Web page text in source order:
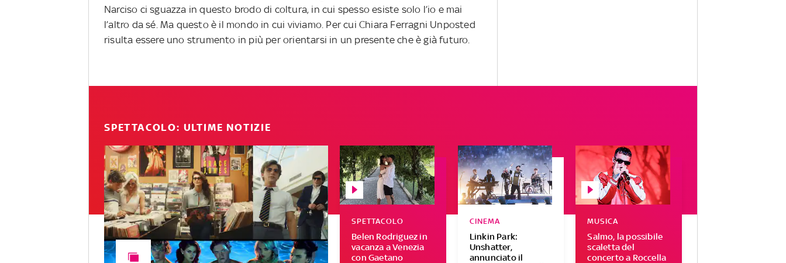
Narciso ci sguazza in questo brodo di coltura, in cui spesso esiste solo l’io e mai
l’altro da sé. Ma questo è il mondo in cui viviamo. Per cui Chiara Ferragni Unposted
risulta essere uno strumento in più per orientarsi in un presente che è già futuro.
SPETTACOLO: ULTIME NOTIZIE
Belen Rodriguez in
vacanza a Venezia
con Gaetano
SPETTACOLO
Linkin Park:
Unshatter,
annunciato il
CINEMA
Salmo, la possibile
scaletta del
concerto a Roccella
MUSICA